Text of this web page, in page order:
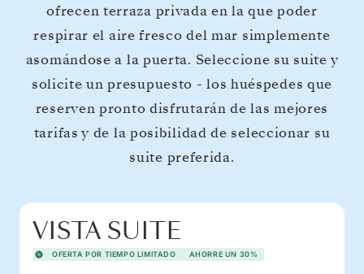
ofrecen terraza privada en la que poder
respirar el aire fresco del mar simplemente
asomándose a la puerta. Seleccione su suite y
solicite un presupuesto - los huéspedes que
reserven pronto disfrutarán de las mejores
tarifas y de la posibilidad de seleccionar su
suite preferida.
VISTA SUITE
OFERTA POR TIEMPO LIMITADO AHORRE UN 30%